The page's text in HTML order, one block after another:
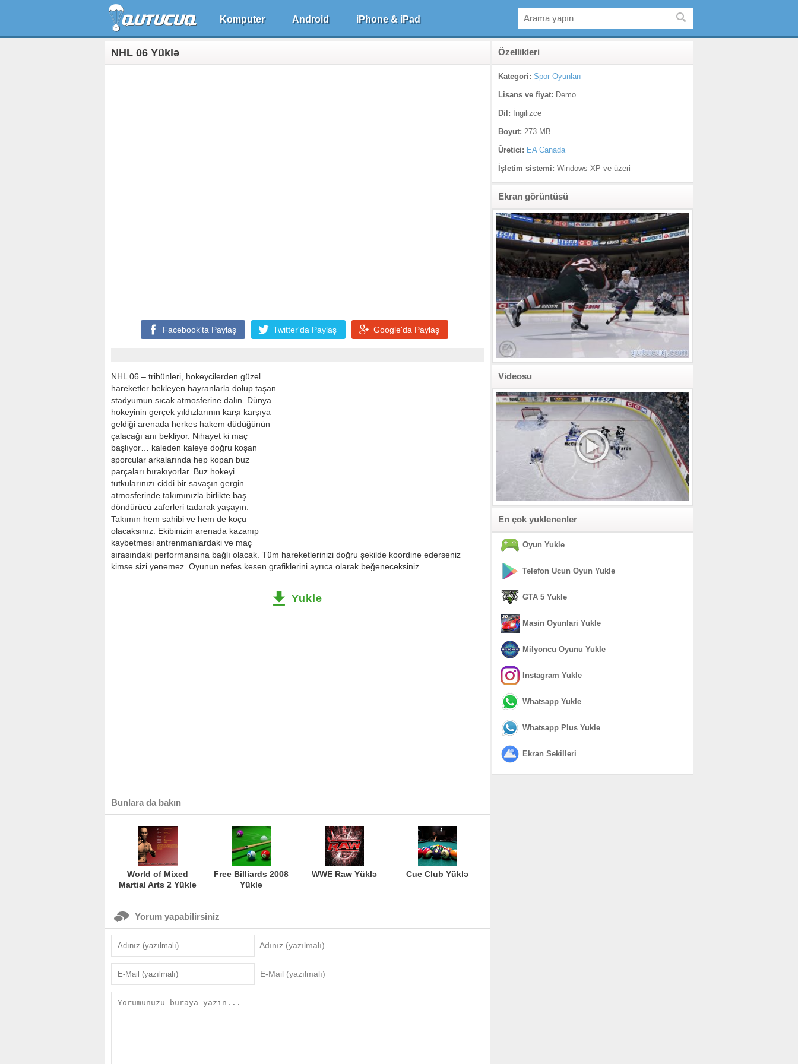
Komputer Android iPhone & iPad
NHL 06 Yüklə
Facebook'ta Paylaş Twitter'da Paylaş Google'da Paylaş
NHL 06 – tribünleri, hokeycilerden güzel
hareketler bekleyen hayranlarla dolup taşan
stadyumun sıcak atmosferine dalın. Dünya
hokeyinin gerçek yıldızlarının karşı karşıya
geldiği arenada herkes hakem düdüğünün
çalacağı anı bekliyor. Nihayet ki maç
başlıyor… kaleden kaleye doğru koşan
sporcular arkalarında hep kopan buz
parçaları bırakıyorlar. Buz hokeyi
tutkularınızı ciddi bir savaşın gergin
atmosferinde takımınızla birlikte baş
döndürücü zaferleri tadarak yaşayın.
Takımın hem sahibi ve hem de koçu
olacaksınız. Ekibinizin arenada kazanıp
kaybetmesi antrenmanlardaki ve maç
sırasındaki performansına bağlı olacak. Tüm hareketlerinizi doğru şekilde koordine ederseniz
kimse sizi yenemez. Oyunun nefes kesen grafiklerini ayrıca olarak beğeneceksiniz.
Yukle
Bunlara da bakın
World of Mixed
Martial Arts 2 Yüklə
Free Billiards 2008
Yüklə
WWE Raw Yüklə Cue Club Yüklə
Yorum yapabilirsiniz
Adınız (yazılmalı)
E-Mail (yazılmalı)
Özellikleri
Kategori: Spor Oyunları
Lisans ve fiyat: Demo
Dil: İngilizce
Boyut: 273 MB
Üretici: EA Canada
İşletim sistemi: Windows XP ve üzeri
Ekran görüntüsü
Videosu
En çok yuklenenler
Oyun Yukle
Telefon Ucun Oyun Yukle
GTA 5 Yukle
Masin Oyunlari Yukle
Milyoncu Oyunu Yukle
Instagram Yukle
Whatsapp Yukle
Whatsapp Plus Yukle
Ekran Sekilleri